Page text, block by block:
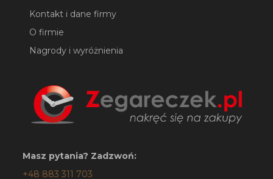
Kontakt i dane firmy
O firmie
Nagrody i wyróżnienia
Masz pytania? Zadzwoń:
+48 883 311 703